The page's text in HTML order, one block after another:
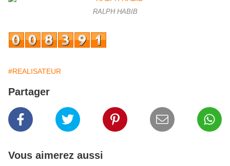
RALPH HABIB
#REALISATEUR
Partager
Vous aimerez aussi